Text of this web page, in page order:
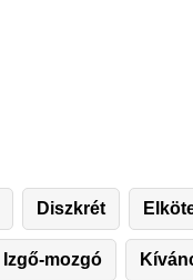
Diszkrét
Izgő-mozgó